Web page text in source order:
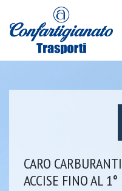
CARO
ACCISE FINO AL